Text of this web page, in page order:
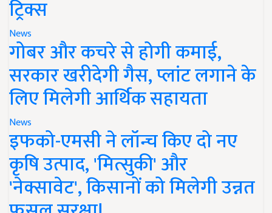
ट्रिक्स
News
गोबर और कचरे से होगी कमाई,
सरकार खरीदेगी गैस, प्लांट लगाने के
लिए मिलेगी आर्थिक सहायता
News
इफको-एमसी ने लॉन्च किए दो नए
कृषि उत्पाद, 'मित्सुकी' और
'नेक्सावेट', किसानों को मिलेगी उन्नत